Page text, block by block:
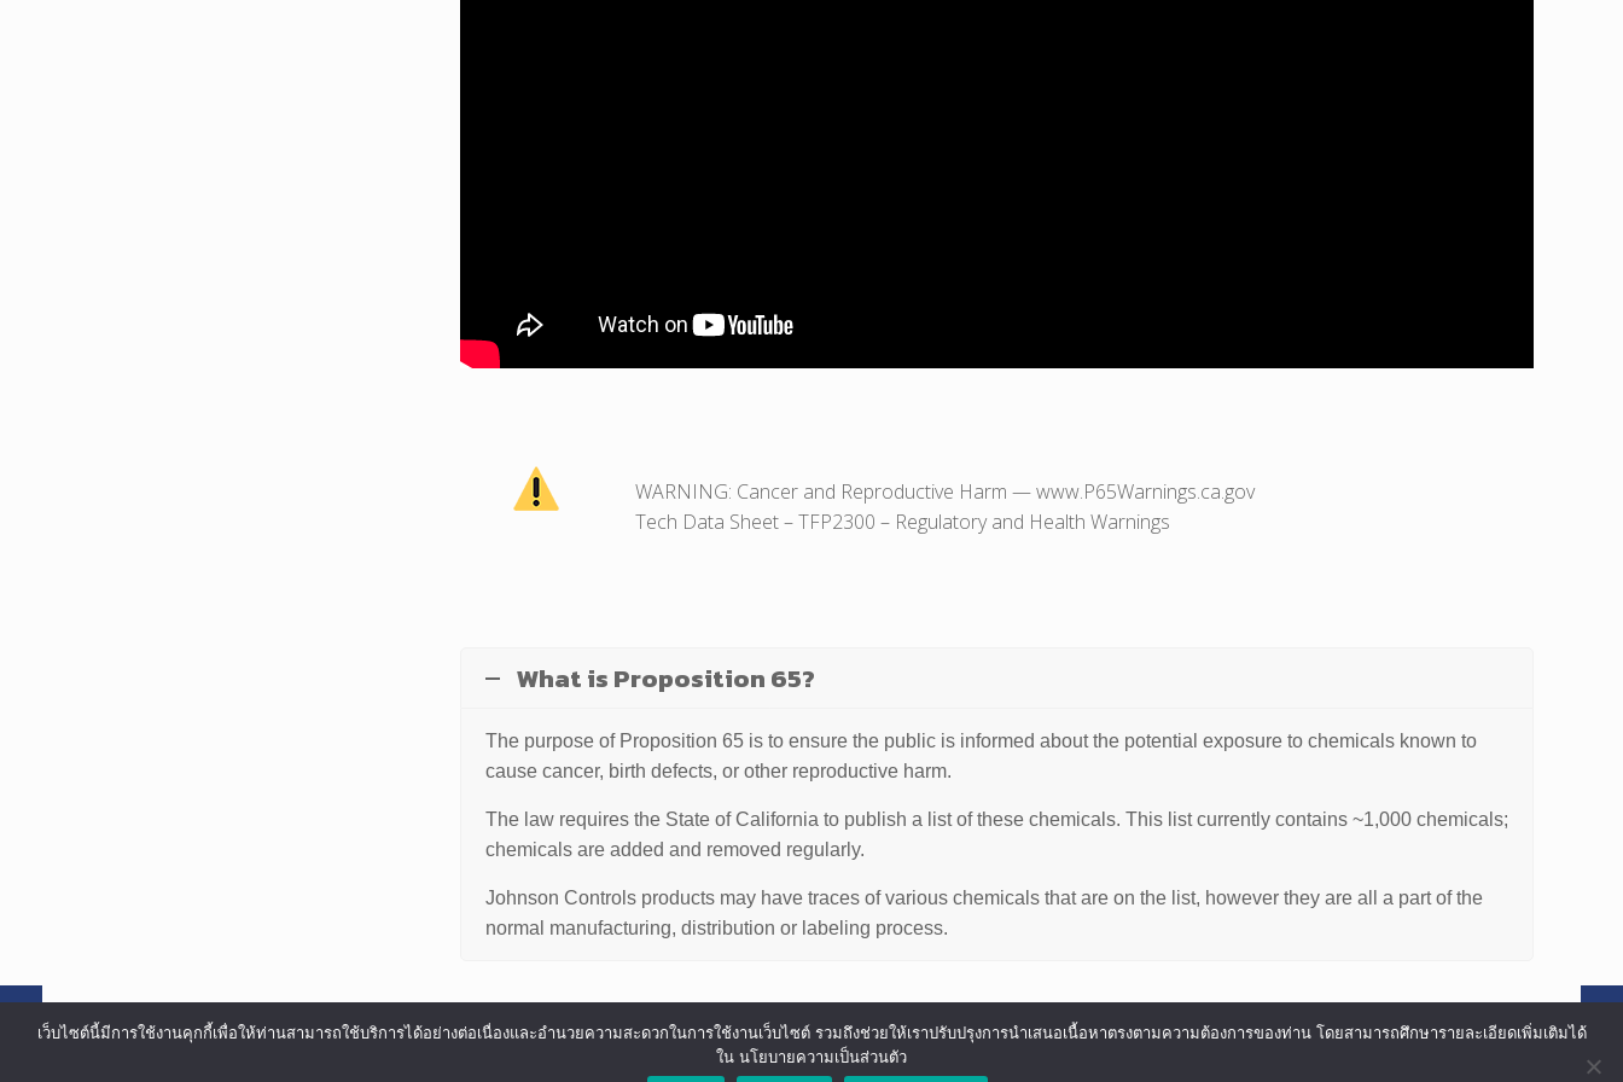
WARNING: Cancer and Reproductive Harm — www.P65Warnings.ca.gov
Tech Data Sheet – TFP2300 – Regulatory and Health Warnings
What is Proposition 65?
The purpose of Proposition 65 is to ensure the public is informed about the potential exposure to chemicals known to
cause cancer, birth defects, or other reproductive harm.
The law requires the State of California to publish a list of these chemicals. This list currently contains ~1,000 chemicals;
chemicals are added and removed regularly.
Johnson Controls products may have traces of various chemicals that are on the list, however they are all a part of the
normal manufacturing, distribution or labeling process.
เว็บไซต์นี้มีการใช้งานคุกกี้เพื่อให้ท่านสามารถใช้บริการได้อย่างต่อเนื่องและอำนวยความสะดวกในการใช้งานเว็บไซต์ รวมถึงช่วยให้เราปรับปรุงการนำเสนอเนื้อหาตรงตามความต้องการของท่าน โดยสามารถศึกษารายละเอียดเพิ่มเติมได้
ใน นโยบายความเป็นส่วนตัว